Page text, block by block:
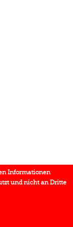
Informationen
und nicht an Dritte